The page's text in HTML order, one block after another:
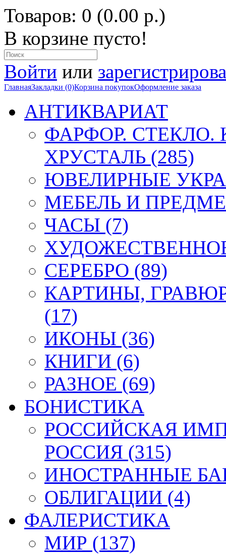
Товаров: 0 (0.00 р.)
В корзине пусто!
Войти или
ГлавнаяЗакладки (0)Корзина покупокОформление заказа
АНТИКВАРИАТ
ФАРФОР.
ХРУСТАЛЬ (285)
ЮВЕЛИРНЫЕ
МЕБЕЛЬ И
ЧАСЫ (7)
СЕРЕБРО (89)
КАРТИНЫ,
(17)
ИКОНЫ (36)
КНИГИ (6)
РАЗНОЕ (69)
БОНИСТИКА
РОССИЙСКАЯ
РОССИЯ (315)
ИНОСТРАННЫЕ
ОБЛИГАЦИИ (4)
ФАЛЕРИСТИКА
МИР (137)